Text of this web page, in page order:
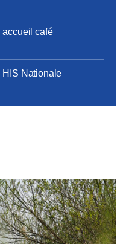
accueil café
HIS Nationale